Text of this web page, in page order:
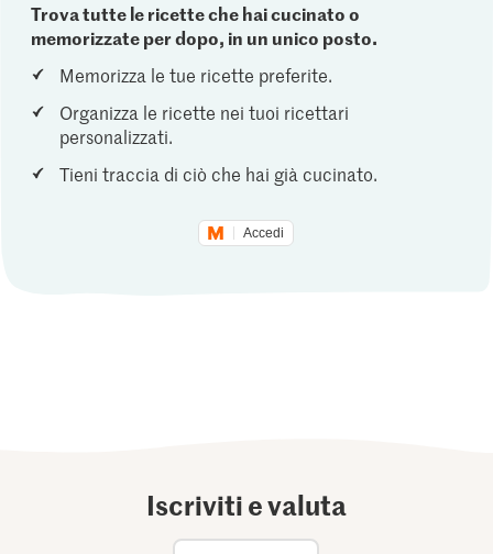
Trova tutte le ricette che hai cucinato o
memorizzate per dopo, in un unico posto.
Memorizza le tue ricette preferite.
Organizza le ricette nei tuoi ricettari
personalizzati.
Tieni traccia di ciò che hai già cucinato.
Accedi
Iscriviti e valuta